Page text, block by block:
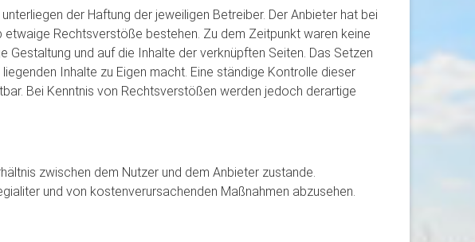
der Haftung der jeweiligen Betreiber. Der Anbieter hat bei
Rechtsverstöße bestehen. Zu dem Zeitpunkt waren keine
und auf die Inhalte der verknüpften Seiten. Das Setzen
Inhalte zu Eigen macht. Eine ständige Kontrolle dieser
Bei Kenntnis von Rechtsverstößen werden jedoch derartige
zwischen dem Nutzer und dem Anbieter zustande.
und von kostenverursachenden Maßnahmen abzusehen.